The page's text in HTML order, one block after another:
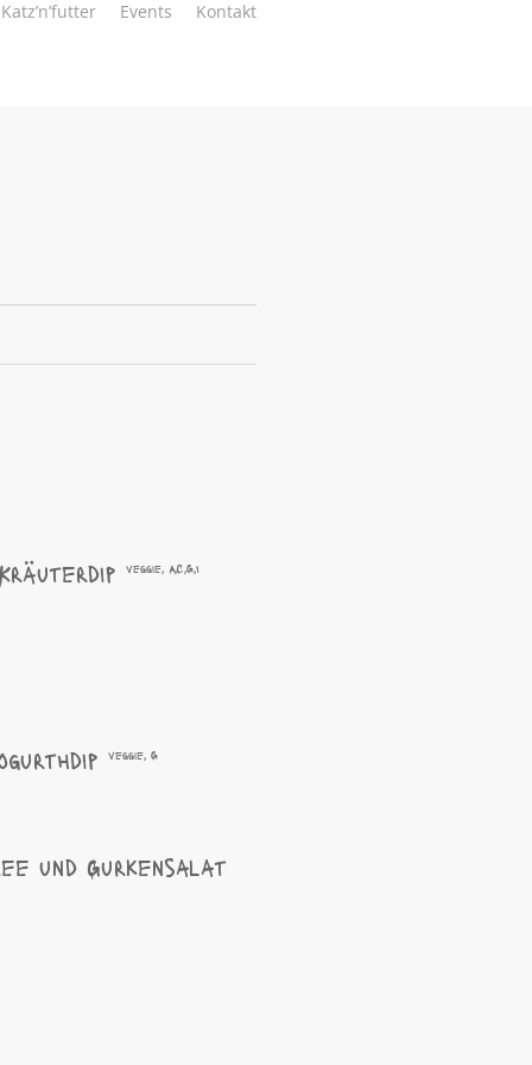
Katz’n’futter Events Kontakt
veggie, A,C,G,I
veggie, G
und Gurkensalat